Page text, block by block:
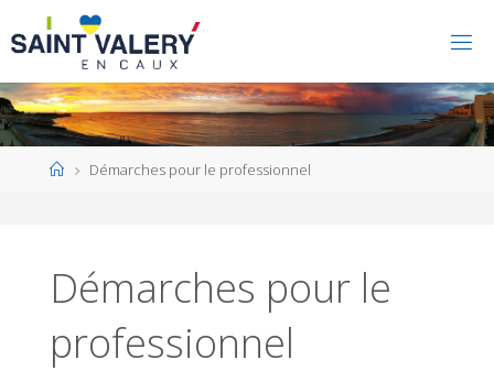
HomeDémarches pour le professionnel
Démarches pour le
professionnel